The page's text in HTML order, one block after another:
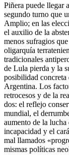
Piñera puede llegar
segundo turno que
Amplio; en las
el auxilio de la
menos sufragios
oligarquía
tradicionales
de Lula pierda y la
posibilidad concreta
Argentina. Los
retrocesos y de la
dos: el reflejo
mundial, el
aumento de la
incapacidad y el
mal llamados
mismas políticas